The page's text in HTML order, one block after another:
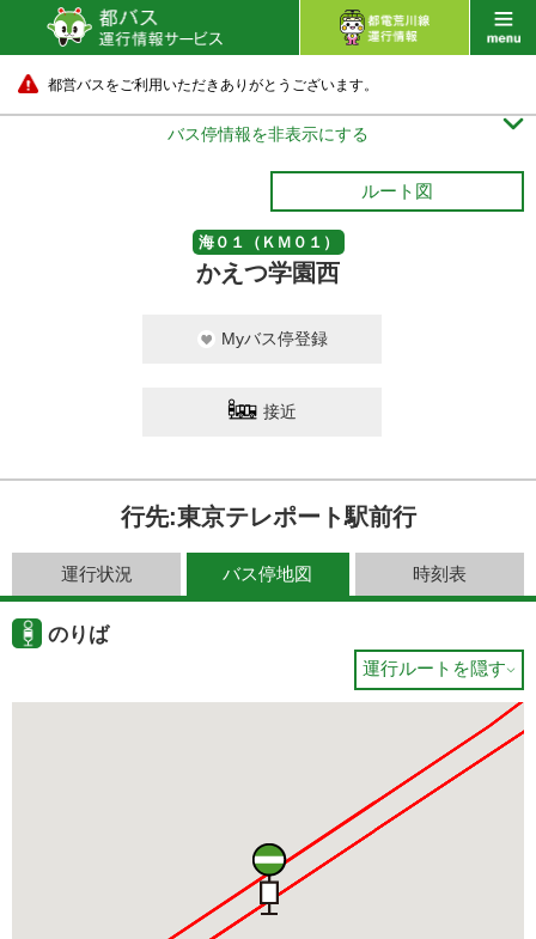
都営バスをご利用いただきありがとうございます。
バス停情報を非表示にする 
ルート図
海０１（ＫＭ０１）
かえつ学園西
Myバス停登録
接近
行先:東京テレポート駅前行
運行状況 バス停地図 時刻表
のりば
運行ルートを隠す